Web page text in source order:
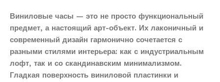
Виниловые часы — это не просто функциональный
предмет, а настоящий арт-объект. Их лаконичный и
современный дизайн гармонично сочетается с
разными стилями интерьера: как с индустриальным
лофт, так и со скандинавским минимализмом.
Гладкая поверхность виниловой пластинки и